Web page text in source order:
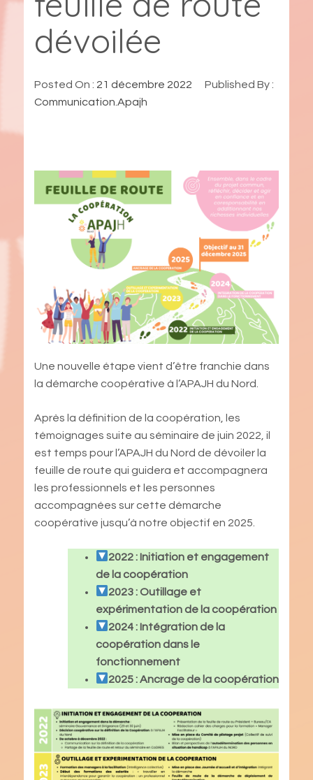
dévoilée
Posted On : 21 décembre 2022
Published By :
Communication.Apajh
Une nouvelle étape vient d’être franchie dans
la démarche coopérative à l’APAJH du Nord.
Après la définition de la coopération, les
témoignages suite au séminaire de juin 2022, il
est temps pour l’APAJH du Nord de dévoiler la
feuille de route qui guidera et accompagnera
les professionnels et les personnes
accompagnées sur cette démarche
coopérative jusqu’à notre objectif en 2025.
2022 : Initiation et engagement
de la coopération
2023 : Outillage et
expérimentation de la coopération
2024 : Intégration de la
coopération dans le
fonctionnement
2025 : Ancrage de la coopération